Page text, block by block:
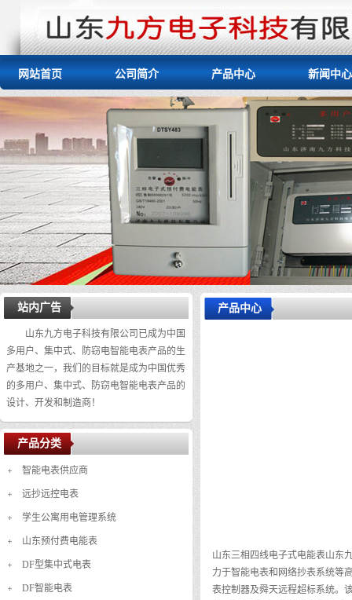
网站首页 公司简介 产品中心 新闻中心
站内广告
山东九方电子科技有限公司已成为中国
多用户、集中式、防窃电智能电表产品的生
产基地之一，我们的目标就是成为中国优秀
的多用户、集中式、防窃电智能电表产品的
设计、开发和制造商！
产品分类
智能电表供应商
远抄远控电表
学生公寓用电管理系统
山东预付费电能表
DF型集中式电表
DF智能电表
产品中心
山东三相四线电子式电能表山东
力于智能电表和网络抄表系统等
表控制器及舜天远程超标系统。